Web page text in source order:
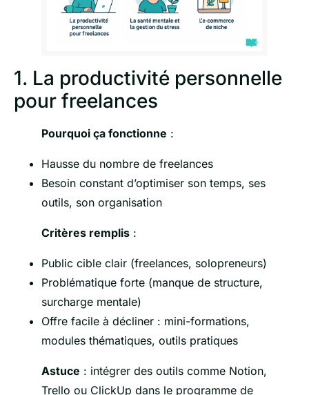
1. La productivité personnelle
pour freelances
Pourquoi ça fonctionne :
Hausse du nombre de freelances
Besoin constant d’optimiser son temps, ses
outils, son organisation
Critères remplis :
Public cible clair (freelances, solopreneurs)
Problématique forte (manque de structure,
surcharge mentale)
Offre facile à décliner : mini-formations,
modules thématiques, outils pratiques
Astuce : intégrer des outils comme Notion,
Trello ou ClickUp dans le programme de